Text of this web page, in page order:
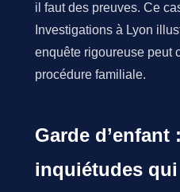
il faut des preuves. Ce
Investigations à Lyon
enquête rigoureuse peut
procédure familiale.
Garde d’enfant
inquiétudes qui